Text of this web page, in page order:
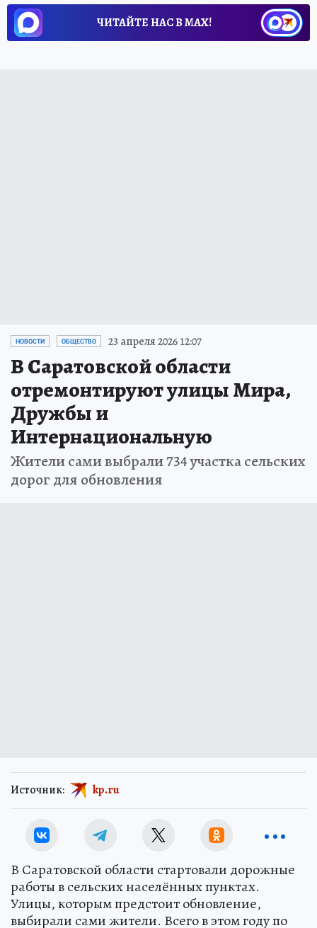
ЧИТАЙТЕ НАС В МАХ!
НОВОСТИ ОБЩЕСТВО 23 апреля 2026 12:07
В Саратовской области
отремонтируют улицы Мира,
Дружбы и
Интернациональную
Жители сами выбрали 734 участка сельских
дорог для обновления
Источник: kp.ru
В Саратовской области стартовали дорожные
работы в сельских населённых пунктах.
Улицы, которым предстоит обновление,
выбирали сами жители. Всего в этом году по